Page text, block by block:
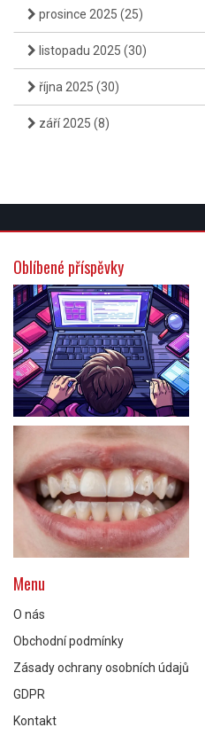
prosince 2025 (25)
listopadu 2025 (30)
října 2025 (30)
září 2025 (8)
Oblíbené příspěvky
Menu
O nás
Obchodní podmínky
Zásady ochrany osobních údajů
GDPR
Kontakt